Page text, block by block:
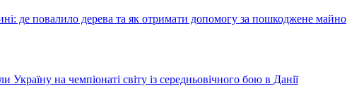
де повалило дерева та як отримати допомогу за пошкоджене майно
Україну на чемпіонаті світу із середньовічного бою в Данії